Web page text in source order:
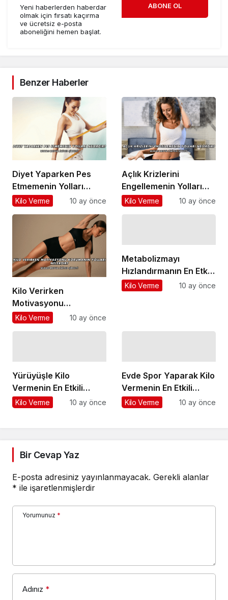
Yeni haberlerden haberdar
olmak için fırsatı kaçırma
ve ücretsiz e-posta
aboneliğini hemen başlat.
ABONE OL
Benzer Haberler
Diyet Yaparken Pes
Etmemenin Yolları
Nelerdir?
Kilo Verme 10 ay önce
Açlık Krizlerini
Engellemenin Yolları
Nelerdir?
Kilo Verme 10 ay önce
Kilo Verirken
Motivasyonu
Korumanın Yolları
Kilo Verme 10 ay önce
Metabolizmayı
Hızlandırmanın En Etkili
Yolları Nelerdir?
Kilo Verme 10 ay önce
Yürüyüşle Kilo
Vermenin En Etkili
Yöntemleri Nelerdir?
Kilo Verme 10 ay önce
Evde Spor Yaparak Kilo
Vermenin En Etkili
Yöntemleri Nelerdir?
Kilo Verme 10 ay önce
Bir Cevap Yaz
E-posta adresiniz yayınlanmayacak. Gerekli alanlar
* ile işaretlenmişlerdir
Yorumunuz *
Adınız *